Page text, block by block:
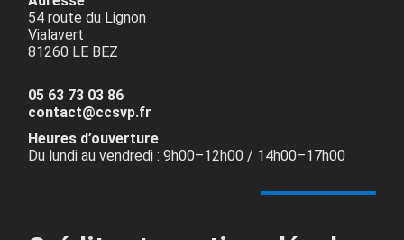
54 route du Lignon
Vialavert
81260 LE BEZ
05 63 73 03 86
contact@ccsvp.fr
Heures d’ouverture
Du lundi au vendredi : 9h00–12h00 / 14h00–17h00